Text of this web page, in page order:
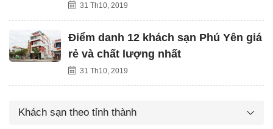
31 Th10, 2019
Điểm danh 12 khách sạn Phú Yên giá
rẻ và chất lượng nhất
31 Th10, 2019
Khách sạn theo tỉnh thành